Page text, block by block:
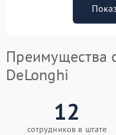
Преимущества
DeLonghi
12
сотрудников в штате